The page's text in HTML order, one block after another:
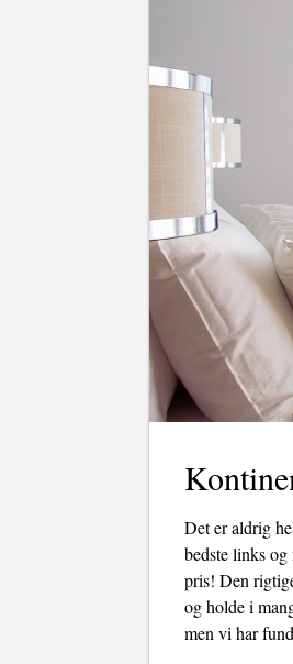
Det er aldrig
bedste links
pris! Den
og holde i
men vi har